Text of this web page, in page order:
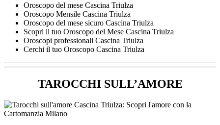
Oroscopo del mese Cascina Triulza
Oroscopo Mensile Cascina Triulza
Oroscopo del mese sicuro Cascina Triulza
Scopri il tuo Oroscopo del Mese Cascina Triulza
Oroscopi professionali Cascina Triulza
Cerchi il tuo Oroscopo Cascina Triulza
TAROCCHI SULL’AMORE